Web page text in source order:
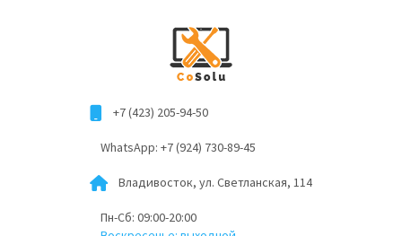
+7 (423) 205-94-50
WhatsApp: +7 (924) 730-89-45
Владивосток, ул. Светланская, 114
Пн-Сб: 09:00-20:00